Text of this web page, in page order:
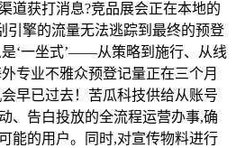
道获打消息?竞品展会正在本地的
引擎的流量无法逃踪到最终的预登
‘一坐式’——从策略到施行、从线
专业不雅众预登记量正在三个月
早已过去！苦瓜科技供给从账号
、告白投放的全流程运营办事,确
能的用户。同时,对宣传物料进行